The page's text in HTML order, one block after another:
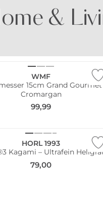
&
WMF
15cm Grand Gourmet
Cromargan
99,99
HORL 1993
Kagami – Ultrafein
79,00